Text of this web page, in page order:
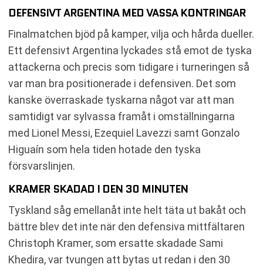
DEFENSIVT ARGENTINA MED VASSA KONTRINGAR
Finalmatchen bjöd på kamper, vilja och hårda dueller.
Ett defensivt Argentina lyckades stå emot de tyska
attackerna och precis som tidigare i turneringen så
var man bra positionerade i defensiven. Det som
kanske överraskade tyskarna något var att man
samtidigt var sylvassa framåt i omställningarna
med Lionel Messi, Ezequiel Lavezzi samt Gonzalo
Higuaín som hela tiden hotade den tyska
försvarslinjen.
KRAMER SKADAD I DEN 30 MINUTEN
Tyskland såg emellanåt inte helt täta ut bakåt och
bättre blev det inte när den defensiva mittfältaren
Christoph Kramer, som ersatte skadade Sami
Khedira, var tvungen att bytas ut redan i den 30